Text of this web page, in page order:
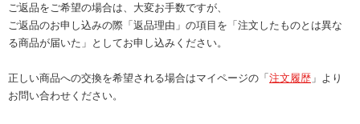
ご返品をご希望の場合は、大変お手数ですが、
ご返品のお申し込みの際「返品理由」の項目を「注文したものとは異な
る商品が届いた」としてお申し込みください。
正しい商品への交換を希望される場合はマイページの「注文履歴 」より
お問い合わせください。